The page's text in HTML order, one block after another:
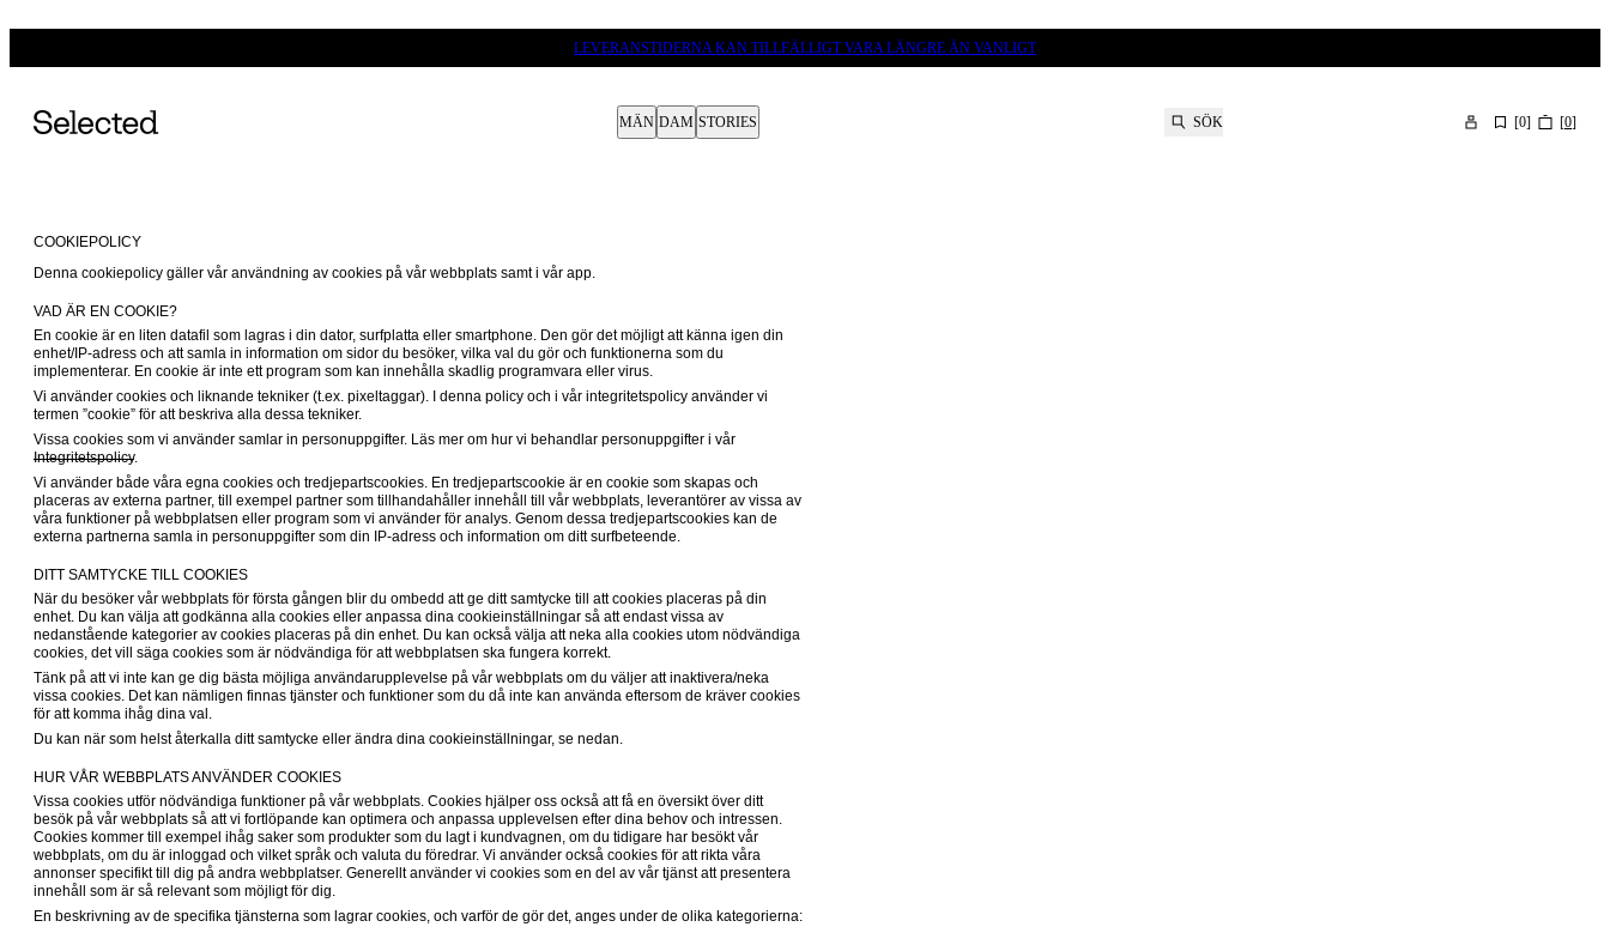
LEVERANSTIDERNA KAN TILLFÄLLIGT VARA LÄNGRE ÄN VANLIGT
MÄN DAM STORIES SÖK [0] [0]
COOKIEPOLICY
Denna cookiepolicy gäller vår användning av cookies på vår webbplats samt i vår app.
VAD ÄR EN COOKIE?
En cookie är en liten datafil som lagras i din dator, surfplatta eller smartphone. Den gör det möjligt att känna igen din
enhet/IP-adress och att samla in information om sidor du besöker, vilka val du gör och funktionerna som du
implementerar. En cookie är inte ett program som kan innehålla skadlig programvara eller virus.
Vi använder cookies och liknande tekniker (t.ex. pixeltaggar). I denna policy och i vår integritetspolicy använder vi
termen ”cookie” för att beskriva alla dessa tekniker.
Integritetspolicy.
Vi använder både våra egna cookies och tredjepartscookies. En tredjepartscookie är en cookie som skapas och
placeras av externa partner, till exempel partner som tillhandahåller innehåll till vår webbplats, leverantörer av vissa av
våra funktioner på webbplatsen eller program som vi använder för analys. Genom dessa tredjepartscookies kan de
externa partnerna samla in personuppgifter som din IP-adress och information om ditt surfbeteende.
DITT SAMTYCKE TILL COOKIES
När du besöker vår webbplats för första gången blir du ombedd att ge ditt samtycke till att cookies placeras på din
enhet. Du kan välja att godkänna alla cookies eller anpassa dina cookieinställningar så att endast vissa av
nedanstående kategorier av cookies placeras på din enhet. Du kan också välja att neka alla cookies utom nödvändiga
cookies, det vill säga cookies som är nödvändiga för att webbplatsen ska fungera korrekt.
Tänk på att vi inte kan ge dig bästa möjliga användarupplevelse på vår webbplats om du väljer att inaktivera/neka
vissa cookies. Det kan nämligen finnas tjänster och funktioner som du då inte kan använda eftersom de kräver cookies
för att komma ihåg dina val.
Du kan när som helst återkalla ditt samtycke eller ändra dina cookieinställningar, se nedan.
HUR VÅR WEBBPLATS ANVÄNDER COOKIES
Vissa cookies utför nödvändiga funktioner på vår webbplats. Cookies hjälper oss också att få en översikt över ditt
besök på vår webbplats så att vi fortlöpande kan optimera och anpassa upplevelsen efter dina behov och intressen.
Cookies kommer till exempel ihåg saker som produkter som du lagt i kundvagnen, om du tidigare har besökt vår
webbplats, om du är inloggad och vilket språk och valuta du föredrar. Vi använder också cookies för att rikta våra
annonser specifikt till dig på andra webbplatser. Generellt använder vi cookies som en del av vår tjänst att presentera
innehåll som är så relevant som möjligt för dig.
En beskrivning av de specifika tjänsterna som lagrar cookies, och varför de gör det, anges under de olika kategorierna: